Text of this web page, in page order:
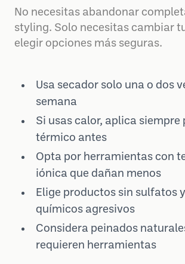
No necesitas abandonar
styling. Solo necesitas cambiar
elegir opciones más seguras.
Usa secador solo una o dos
semana
Si usas calor, aplica
térmico antes
Opta por herramientas con
iónica que dañan menos
Elige productos sin sulfatos
químicos agresivos
Considera peinados
requieren herramientas